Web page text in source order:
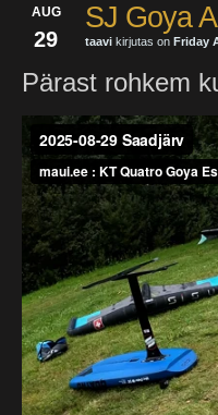
AUG
29
SJ Goya
taavi kirjutas on Friday
Pärast rohkem